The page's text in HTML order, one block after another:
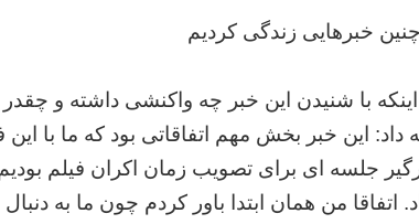
خبرهایی زندگی کردیم
با شنیدن این خبر چه واکنشی داشته و چقدر
داد: این خبر بخش مهم اتفاقاتی بود که ما با
جلسه ای برای تصویب زمان اکران فیلم
اتفاقا من همان ابتدا باور کردم چون ما به